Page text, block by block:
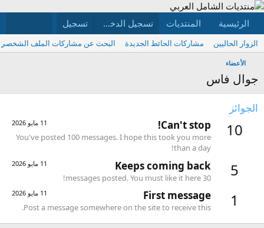
الرئيسية المنتديات ما الجديد الأعضاء تسجيل الدخول تسجيل
الزوار الحاليين مشاركات الحائط الجديدة البحث عن مشاركات الملف الشخصي
الأعضاء
جوال فاس
الجوائز
10 11 مايو 2026 Can't stop!
You've posted 100 messages. I hope this took you more
than a day!
5 11 مايو 2026 Keeps coming back
30 messages posted. You must like it here!
1 11 مايو 2026 First message
Post a message somewhere on the site to receive this.